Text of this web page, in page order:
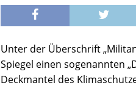
Unter der Überschrift
Spiegel einen sogenannten
Deckmantel des